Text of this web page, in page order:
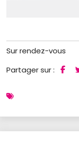
Sur rendez-vous
Partager sur :